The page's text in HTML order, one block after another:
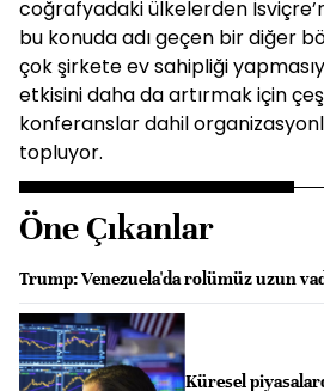
coğrafyadaki ülkelerden
bu konuda adı geçen bir diğer
çok şirkete ev sahipliği
etkisini daha da artırmak için
konferanslar dahil
topluyor.
Öne Çıkanlar
Trump: Venezuela'da rolümüz uzun
Küresel